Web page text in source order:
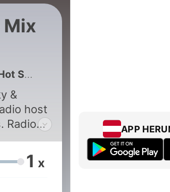
Mix
2 The GrooveBox
&
host
RadioDJ
Soul,
Grooves
1 x
APP